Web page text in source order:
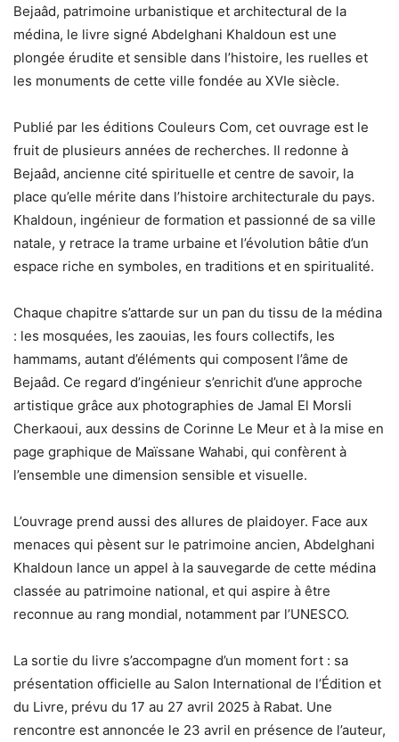
Bejaâd, patrimoine urbanistique et architectural de la
médina, le livre signé Abdelghani Khaldoun est une
plongée érudite et sensible dans l’histoire, les ruelles et
les monuments de cette ville fondée au XVIe siècle.
Publié par les éditions Couleurs Com, cet ouvrage est le
fruit de plusieurs années de recherches. Il redonne à
Bejaâd, ancienne cité spirituelle et centre de savoir, la
place qu’elle mérite dans l’histoire architecturale du pays.
Khaldoun, ingénieur de formation et passionné de sa ville
natale, y retrace la trame urbaine et l’évolution bâtie d’un
espace riche en symboles, en traditions et en spiritualité.
Chaque chapitre s’attarde sur un pan du tissu de la médina
: les mosquées, les zaouias, les fours collectifs, les
hammams, autant d’éléments qui composent l’âme de
Bejaâd. Ce regard d’ingénieur s’enrichit d’une approche
artistique grâce aux photographies de Jamal El Morsli
Cherkaoui, aux dessins de Corinne Le Meur et à la mise en
page graphique de Maïssane Wahabi, qui confèrent à
l’ensemble une dimension sensible et visuelle.
L’ouvrage prend aussi des allures de plaidoyer. Face aux
menaces qui pèsent sur le patrimoine ancien, Abdelghani
Khaldoun lance un appel à la sauvegarde de cette médina
classée au patrimoine national, et qui aspire à être
reconnue au rang mondial, notamment par l’UNESCO.
La sortie du livre s’accompagne d’un moment fort : sa
présentation officielle au Salon International de l’Édition et
du Livre, prévu du 17 au 27 avril 2025 à Rabat. Une
rencontre est annoncée le 23 avril en présence de l’auteur,